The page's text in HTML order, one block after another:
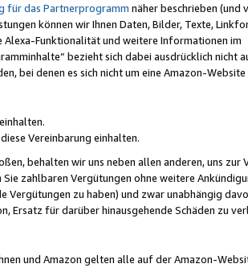
für das Partnerprogramm näher beschrieben (und
können wir Ihnen Daten, Bilder, Texte,
Funktionalität und weitere Informationen im
bezieht sich dabei ausdrücklich nicht
bei denen es sich nicht um eine Amazon-
Vereinbarung einhalten.
behalten wir uns neben allen anderen, uns zur
zahlbaren Vergütungen ohne weitere
zu haben) und zwar unabhängig
Ersatz für darüber hinausgehende Schäden zu
und Amazon gelten alle auf der Amazon-